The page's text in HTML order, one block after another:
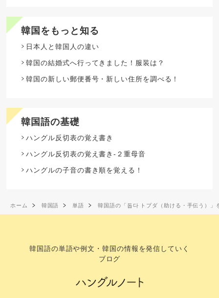
韓国をもっと知る
日本人と韓国人の違い
韓国の結婚式へ行ってきました！服装は？
韓国の新しい郵便番号・新しい住所を調べる！
韓国語の基礎
ハングル反切表の覚え書き
ハングル反切表の覚え書き-２重母音
ハングルの子音の書き順を覚える！
ホーム 韓国語 単語 韓国語の「돕다 トプダ（助ける・手伝う）」
韓国語の単語や例文・韓国の情報を発信していく
ブログ